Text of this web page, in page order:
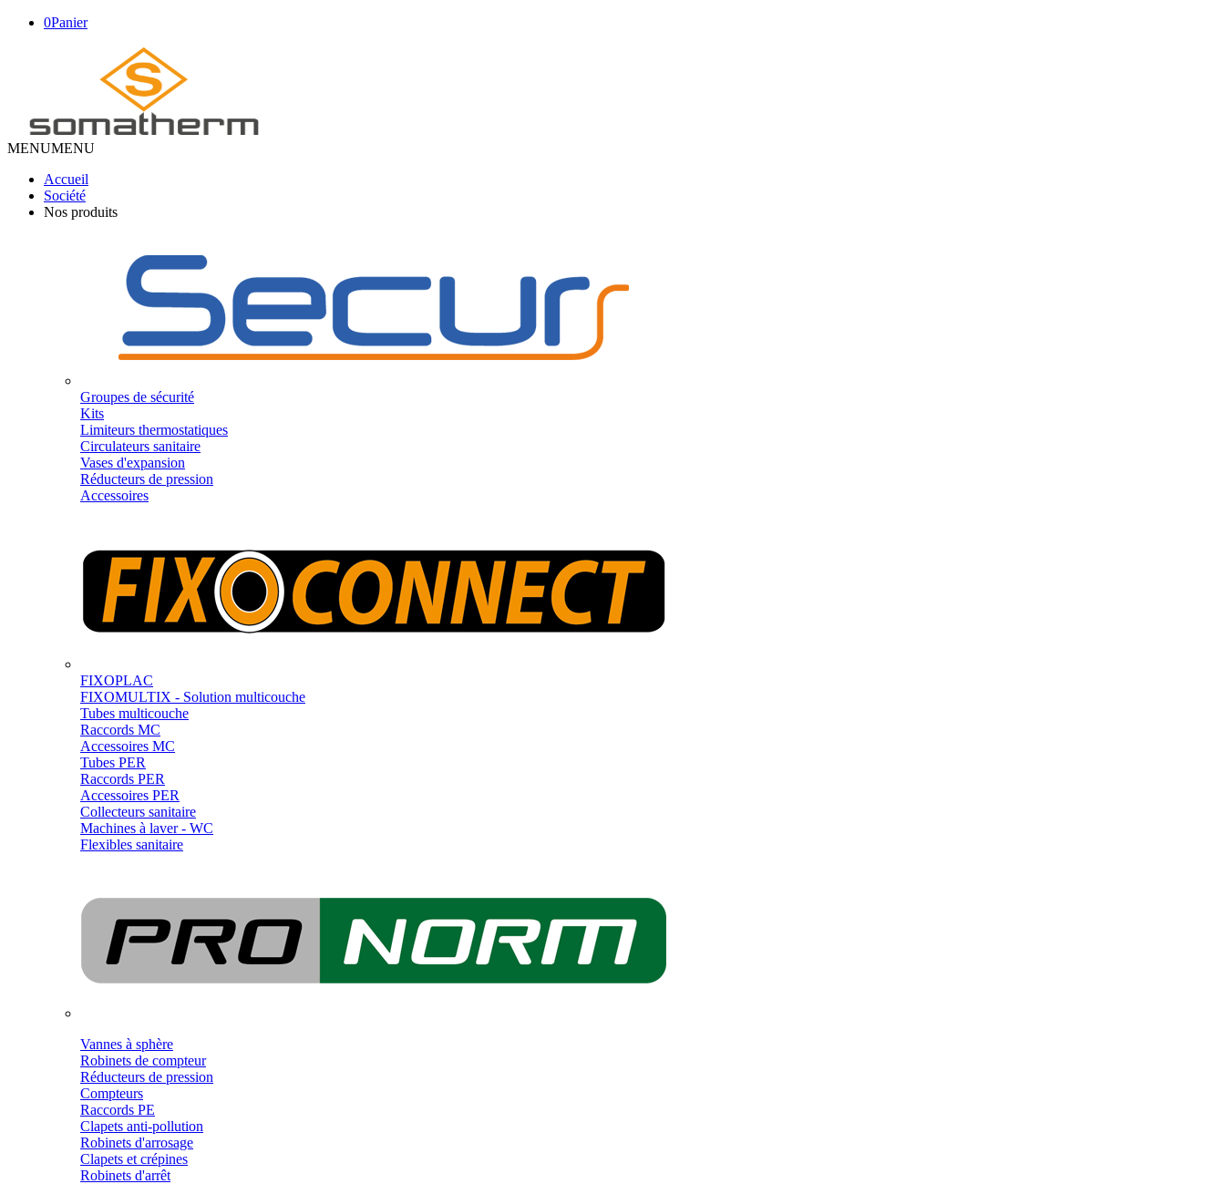
0Panier
MENUMENU
Accueil
Société
Nos produits
Groupes de sécurité
Kits
Limiteurs thermostatiques
Circulateurs sanitaire
Vases d'expansion
Réducteurs de pression
Accessoires
FIXOPLAC
FIXOMULTIX - Solution multicouche
Tubes multicouche
Raccords MC
Accessoires MC
Tubes PER
Raccords PER
Accessoires PER
Collecteurs sanitaire
Machines à laver - WC
Flexibles sanitaire
Vannes à sphère
Robinets de compteur
Réducteurs de pression
Compteurs
Raccords PE
Clapets anti-pollution
Robinets d'arrosage
Clapets et crépines
Robinets d'arrêt